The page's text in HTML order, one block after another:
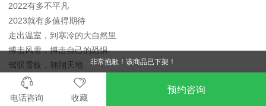
2022有多不平凡
2023就有多值得期待
走出温室，到寒冷的大自然里
搏击风雪，搏击自己的恐惧
驾驭雪板，翱翔天地
让内心的狂野骄傲地在雪地驰骋
非常抱歉！该商品已下架！
电话咨询 收藏
预约咨询